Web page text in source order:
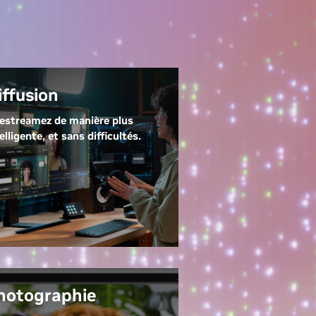
de manière plus
et sans difficultés.
exclusif de NVIDIA
alimente vos
de streaming
en vous offrant une
vidéo et des
inégalées.
Broadcast transforme
quel espace en studio
grâce à des effets d'IA